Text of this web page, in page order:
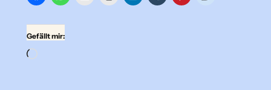
Gefällt mir:
Wird